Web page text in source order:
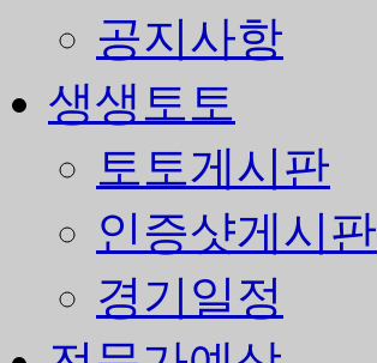
공지사항
생생토토
토토게시판
인증샷게시판
경기일정